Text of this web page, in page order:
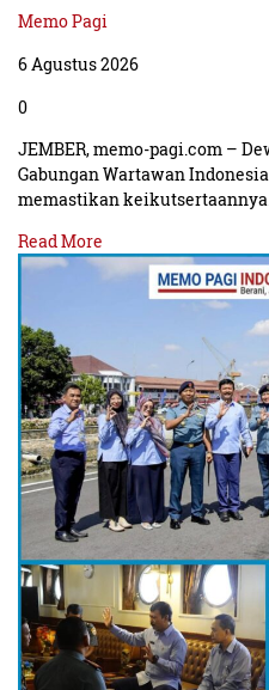
Memo Pagi
6 Agustus 2026
0
JEMBER, memo-pagi.com –
Gabungan Wartawan
memastikan
Read More